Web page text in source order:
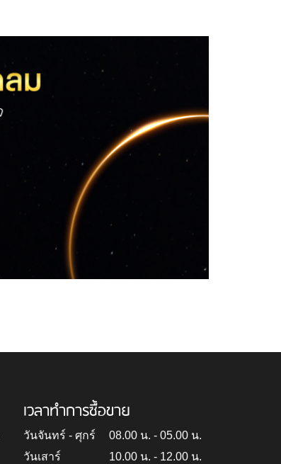
เวลาทำการซื้อขาย
วันจันทร์ - ศุกร์
08.00 น. - 05.00 น.
วันเสาร์
10.00 น. - 12.00 น.